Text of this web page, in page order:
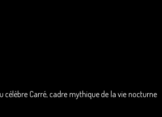
célèbre Carré, cadre mythique de la vie nocturne